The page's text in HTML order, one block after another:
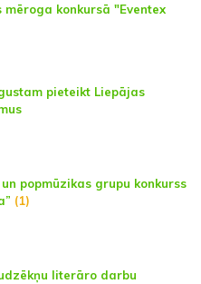
konkursā "Eventex
pieteikt Liepājas
popmūzikas grupu konkurss
(1)
literāro darbu